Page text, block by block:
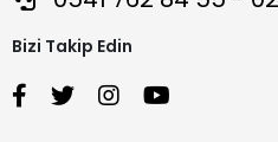
Bizi Takip Edin